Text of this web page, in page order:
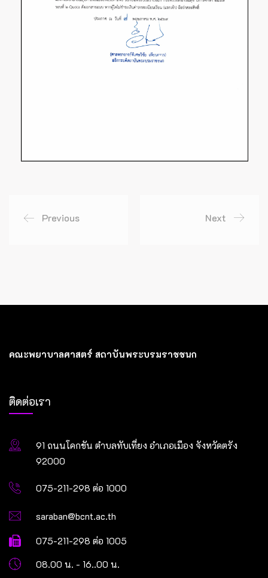
Previous Next
คณะพยาบาลศาสตร์ สถาบันพระบรมราชชนก
ติดต่อเรา
91 ถนนโคกขัน ตำบลทับเที่ยง อำเภอเมือง จังหวัดตรัง
92000
075-211-298 ต่อ 1000
saraban@bcnt.ac.th
075-211-298 ต่อ 1005
08.00 น. - 16..00 น.